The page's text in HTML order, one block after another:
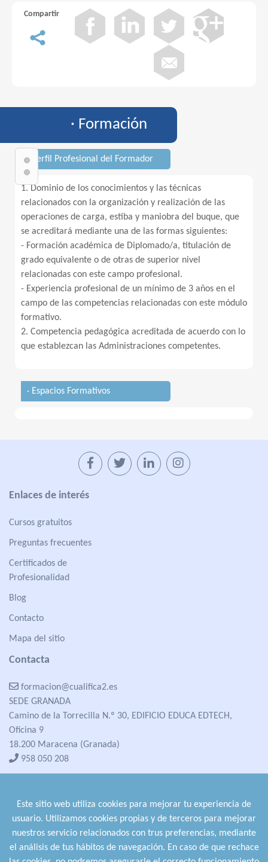
Compartir
· Formación
· Perfil Profesional del Formador
1. Dominio de los conocimientos y las técnicas
relacionados con la organización y realización de las
operaciones de carga, estiba y maniobra del buque, que
se acreditará mediante una de las formas siguientes:
- Formación académica de Diplomado/a, titulación de
grado equivalente o de otras de superior nivel
relacionadas con este campo profesional.
- Experiencia profesional de un mínimo de 3 años en el
campo de las competencias relacionadas con este módulo
formativo.
2. Competencia pedagógica acreditada de acuerdo con lo
que establezcan las Administraciones competentes.
· Espacios Formativos
Enlaces de interés
Cursos gratuitos
Preguntas frecuentes
Certificados de
Profesionalidad
Blog
Contacto
Mapa del sitio
Contacta
formacion@cualifica2.es
SEDE GRANADA
Camino de la Torrecilla N.º 30, EDIFICIO EDUCA EDTECH,
Oficina 9
18.200 Maracena (Granada)
958 050 208
Este sitio web utiliza cookies para mejorar tu experiencia de
usuario. Utilizamos cookies propias y de terceros para mejorar
nuestros servicio relacionados con trus preferencias, mediante
el análisis de tus hábitos de navegación. En caso de que rechace